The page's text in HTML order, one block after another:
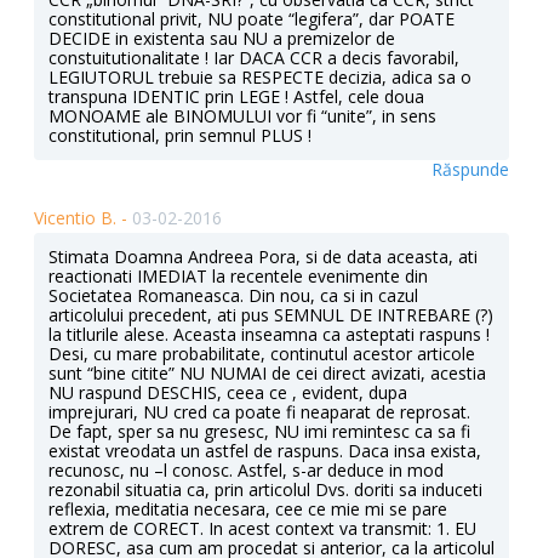
constitutional privit, NU poate “legifera”, dar POATE
DECIDE in existenta sau NU a premizelor de
constuitutionalitate ! Iar DACA CCR a decis favorabil,
LEGIUTORUL trebuie sa RESPECTE decizia, adica sa o
transpuna IDENTIC prin LEGE ! Astfel, cele doua
MONOAME ale BINOMULUI vor fi “unite”, in sens
constitutional, prin semnul PLUS !
Răspunde
Vicentio B. - 03-02-2016
Stimata Doamna Andreea Pora, si de data aceasta, ati
reactionati IMEDIAT la recentele evenimente din
Societatea Romaneasca. Din nou, ca si in cazul
articolului precedent, ati pus SEMNUL DE INTREBARE (?)
la titlurile alese. Aceasta inseamna ca asteptati raspuns !
Desi, cu mare probabilitate, continutul acestor articole
sunt “bine citite” NU NUMAI de cei direct avizati, acestia
NU raspund DESCHIS, ceea ce , evident, dupa
imprejurari, NU cred ca poate fi neaparat de reprosat.
De fapt, sper sa nu gresesc, NU imi remintesc ca sa fi
existat vreodata un astfel de raspuns. Daca insa exista,
recunosc, nu –l conosc. Astfel, s-ar deduce in mod
rezonabil situatia ca, prin articolul Dvs. doriti sa induceti
reflexia, meditatia necesara, cee ce mie mi se pare
extrem de CORECT. In acest context va transmit: 1. EU
DORESC, asa cum am procedat si anterior, ca la articolul